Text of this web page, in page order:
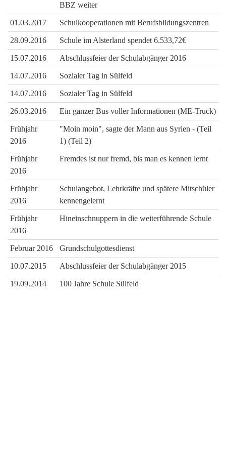
BBZ weiter
01.03.2017 Schulkooperationen mit Berufsbildungszentren
28.09.2016 Schule im Alsterland spendet 6.533,72€
15.07.2016 Abschlussfeier der Schulabgänger 2016
14.07.2016 Sozialer Tag in Sülfeld
14.07.2016 Sozialer Tag in Sülfeld
26.03.2016 Ein ganzer Bus voller Informationen (ME-Truck)
Frühjahr
2016
"Moin moin", sagte der Mann aus Syrien - (Teil
1) (Teil 2)
Frühjahr
2016
Fremdes ist nur fremd, bis man es kennen lernt
Frühjahr
2016
Schulangebot, Lehrkräfte und spätere Mitschüler
kennengelernt
Frühjahr
2016
Hineinschnuppern in die weiterführende Schule
Februar 2016 Grundschulgottesdienst
10.07.2015 Abschlussfeier der Schulabgänger 2015
19.09.2014 100 Jahre Schule Sülfeld